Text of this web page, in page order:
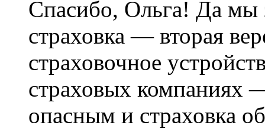
Спасибо, Ольга! Да мы
страховка — вторая
страховочное
страховых компаниях
опасным и страховка